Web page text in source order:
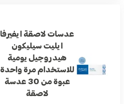
عدسات لاصقة ايفيرفا
ايليت سيليكون
هيدروجيل يومية
للاستخدام مرة واحدة
عبوة من 30 عدسة
لاصقة